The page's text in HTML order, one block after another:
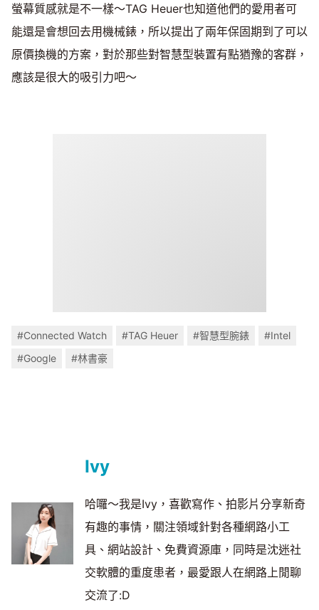
螢幕質感就是不一樣～TAG Heuer也知道他們的愛用者可
能還是會想回去用機械錶，所以提出了兩年保固期到了可以
原價換機的方案，對於那些對智慧型裝置有點猶豫的客群，
應該是很大的吸引力吧～
#Connected Watch #TAG Heuer #智慧型腕錶
#Intel
#Google
#林書豪
Ivy
哈囉～我是Ivy，喜歡寫作、拍影片分享新奇
有趣的事情，關注領域針對各種網路小工
具、網站設計、免費資源庫，同時是沈迷社
交軟體的重度患者，最愛跟人在網路上閒聊
交流了:D